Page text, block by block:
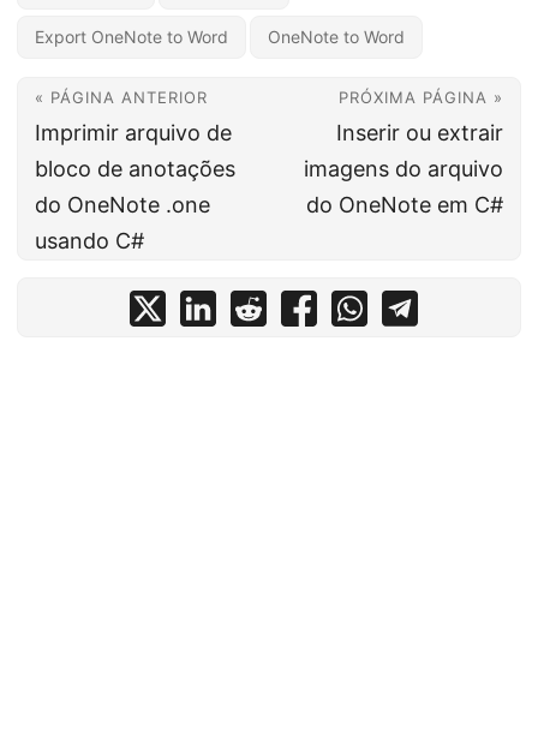
Export OneNote to Word OneNote to Word
« PÁGINA ANTERIOR
Imprimir arquivo de
bloco de anotações
do OneNote .one
usando C#
PRÓXIMA PÁGINA »
Inserir ou extrair
imagens do arquivo
do OneNote em C#